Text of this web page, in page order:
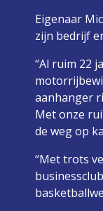
Eigenaar
zijn bedrijf
“Al ruim 22
aanhanger
Met onze
de weg op
“Met trots